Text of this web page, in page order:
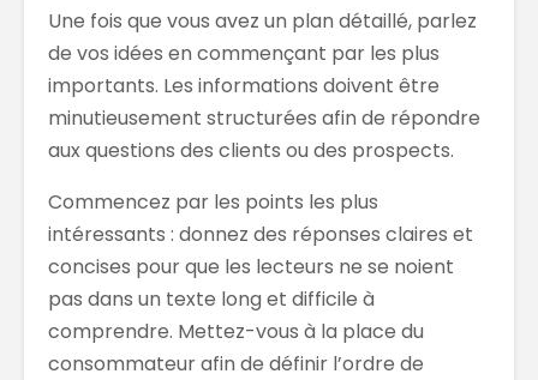
Une fois que vous avez un plan détaillé, parlez
de vos idées en commençant par les plus
importants. Les informations doivent être
minutieusement structurées afin de répondre
aux questions des clients ou des prospects.
Commencez par les points les plus
intéressants : donnez des réponses claires et
concises pour que les lecteurs ne se noient
pas dans un texte long et difficile à
comprendre. Mettez-vous à la place du
consommateur afin de définir l’ordre de